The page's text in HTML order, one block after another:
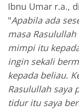
Ibnu Umar r.a.,
"Apabila ada
masa
mimpi itu
ingin sekali
kepada beliau.
Rasulullah saya
tidur itu saya